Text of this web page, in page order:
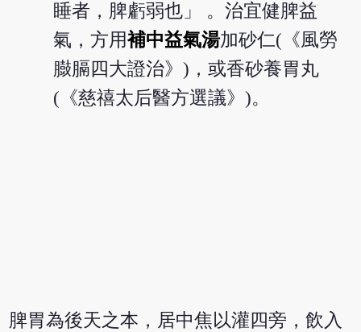
睡者，脾虧弱也」 。治宜健脾益
氣，方用補中益氣湯加砂仁(《風勞
臌膈四大證治》)，或香砂養胃丸
(《慈禧太后醫方選議》)。
脾胃為後天之本，居中焦以灌四旁，飲入